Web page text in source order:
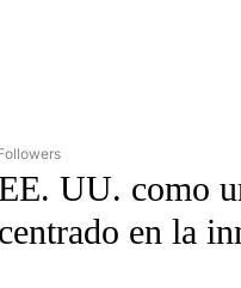
SPANISH" TO RECEIVE
UU. como
en la